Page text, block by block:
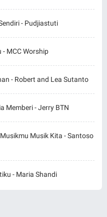
- Pudjiastuti
MCC Worship
- Robert and Lea Sutanto
Memberi - Jerry BTN
Musik Kita - Santoso
- Maria Shandi